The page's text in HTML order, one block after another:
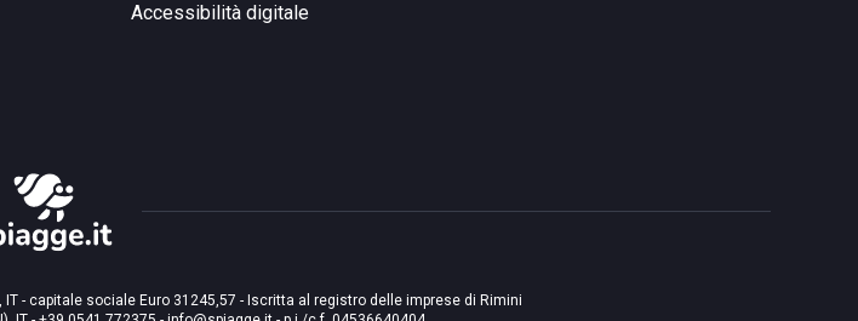
Accessibilità digitale
- capitale sociale Euro 31245,57 - Iscritta al registro delle imprese di Rimini